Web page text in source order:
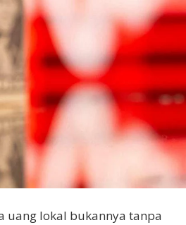
uang lokal bukannya tanpa